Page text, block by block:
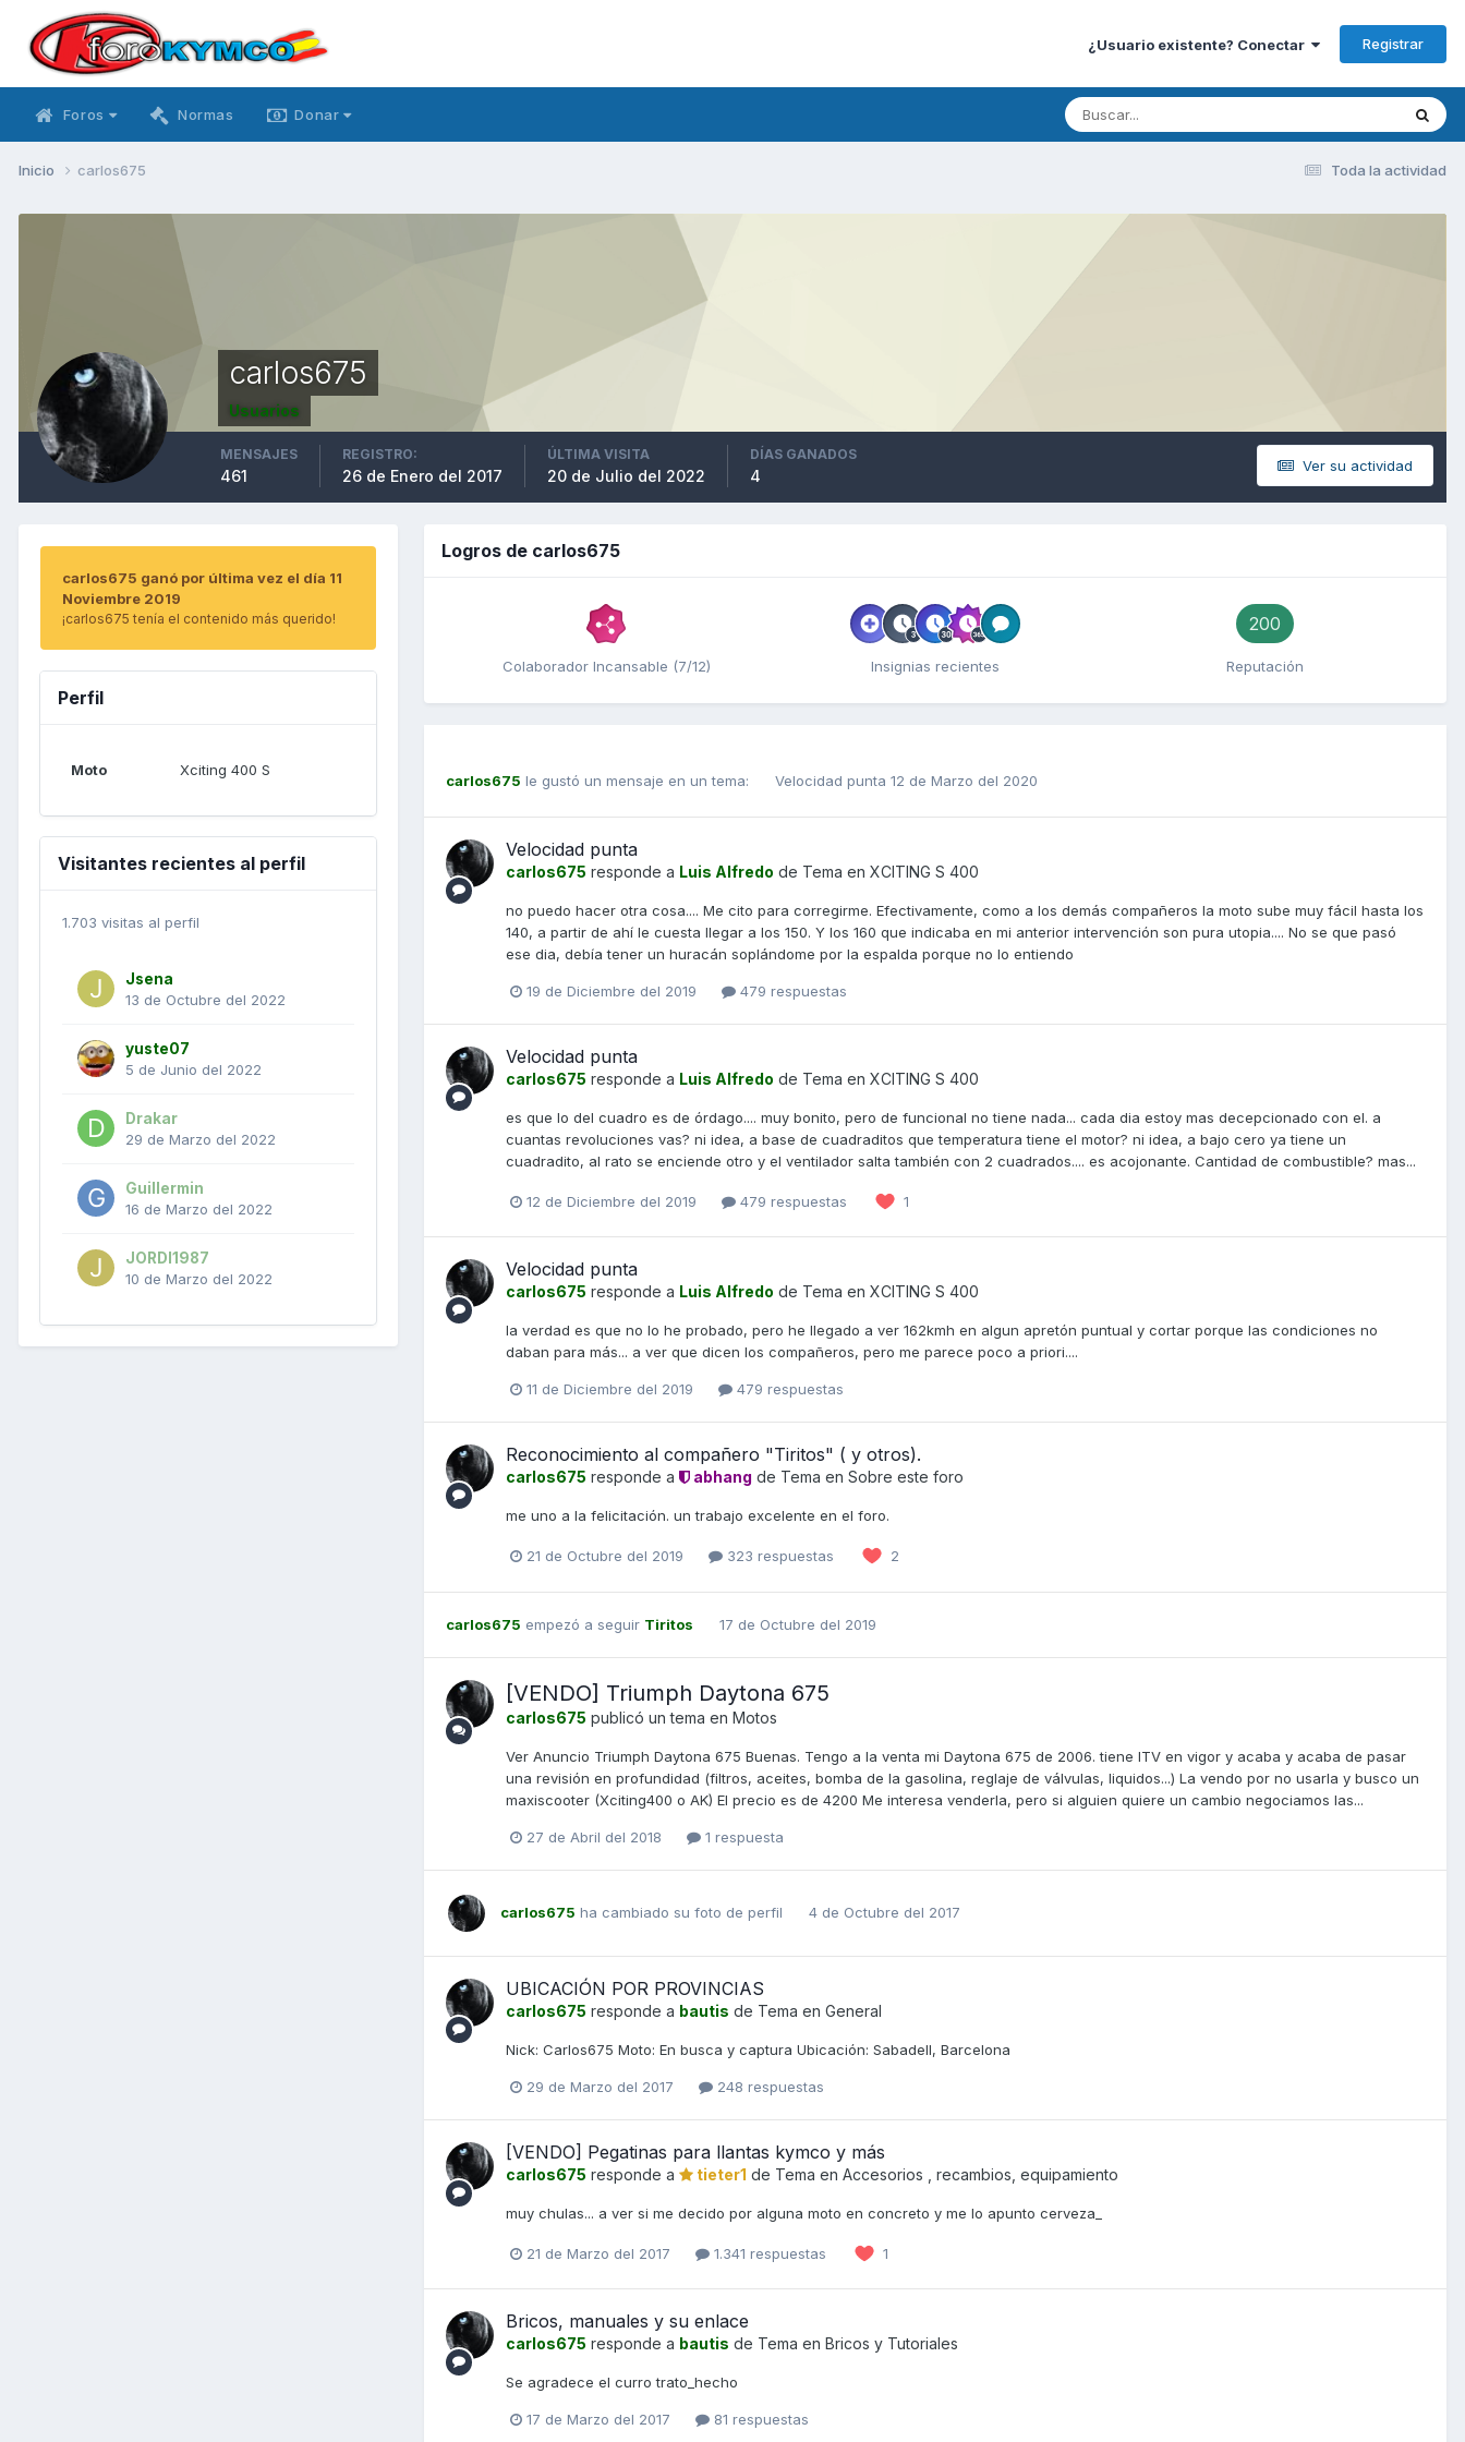
¿Usuario existente? Conectar Registrar
Foros Normas Donar
Toda la actividad
Inicio carlos675
carlos675
Usuarios
Ver su actividad
MENSAJES
461
REGISTRO:
26 de Enero del 2017
ÚLTIMA VISITA
20 de Julio del 2022
DÍAS GANADOS
4
carlos675 ganó por última vez el día 11
Noviembre 2019
¡carlos675 tenía el contenido más querido!
Perfil
Moto Xciting 400 S
Visitantes recientes al perfil
1.703 visitas al perfil
Jsena
13 de Octubre del 2022
yuste07
5 de Junio del 2022
Drakar
29 de Marzo del 2022
Guillermin
16 de Marzo del 2022
JORDI1987
10 de Marzo del 2022
Logros de carlos675
Colaborador Incansable (7/12) Insignias recientes
200
Reputación
carlos675 le gustó un mensaje en un tema: Velocidad punta 12 de Marzo del 2020
Velocidad punta
carlos675 responde a Luis Alfredo de Tema en XCITING S 400
no puedo hacer otra cosa.... Me cito para corregirme. Efectivamente, como a los demás compañeros la moto sube muy fácil hasta los
140, a partir de ahí le cuesta llegar a los 150. Y los 160 que indicaba en mi anterior intervención son pura utopia.... No se que pasó
ese dia, debía tener un huracán soplándome por la espalda porque no lo entiendo
19 de Diciembre del 2019 479 respuestas
Velocidad punta
carlos675 responde a Luis Alfredo de Tema en XCITING S 400
es que lo del cuadro es de órdago.... muy bonito, pero de funcional no tiene nada... cada dia estoy mas decepcionado con el. a
cuantas revoluciones vas? ni idea, a base de cuadraditos que temperatura tiene el motor? ni idea, a bajo cero ya tiene un
cuadradito, al rato se enciende otro y el ventilador salta también con 2 cuadrados.... es acojonante. Cantidad de combustible? mas...
12 de Diciembre del 2019 479 respuestas 1
Velocidad punta
carlos675 responde a Luis Alfredo de Tema en XCITING S 400
la verdad es que no lo he probado, pero he llegado a ver 162kmh en algun apretón puntual y cortar porque las condiciones no
daban para más... a ver que dicen los compañeros, pero me parece poco a priori....
11 de Diciembre del 2019 479 respuestas
Reconocimiento al compañero "Tiritos" ( y otros).
carlos675 responde a abhang de Tema en Sobre este foro
me uno a la felicitación. un trabajo excelente en el foro.
21 de Octubre del 2019 323 respuestas 2
carlos675 empezó a seguir Tiritos 17 de Octubre del 2019
[VENDO] Triumph Daytona 675
carlos675 publicó un tema en Motos
Ver Anuncio Triumph Daytona 675 Buenas. Tengo a la venta mi Daytona 675 de 2006. tiene ITV en vigor y acaba y acaba de pasar
una revisión en profundidad (filtros, aceites, bomba de la gasolina, reglaje de válvulas, liquidos...) La vendo por no usarla y busco un
maxiscooter (Xciting400 o AK) El precio es de 4200 Me interesa venderla, pero si alguien quiere un cambio negociamos las...
27 de Abril del 2018 1 respuesta
carlos675 ha cambiado su foto de perfil 4 de Octubre del 2017
UBICACIÓN POR PROVINCIAS
carlos675 responde a bautis de Tema en General
Nick: Carlos675 Moto: En busca y captura Ubicación: Sabadell, Barcelona
29 de Marzo del 2017 248 respuestas
[VENDO] Pegatinas para llantas kymco y más
carlos675 responde a tieter1 de Tema en Accesorios , recambios, equipamiento
muy chulas... a ver si me decido por alguna moto en concreto y me lo apunto cerveza_
21 de Marzo del 2017 1.341 respuestas 1
Bricos, manuales y su enlace
carlos675 responde a bautis de Tema en Bricos y Tutoriales
Se agradece el curro trato_hecho
17 de Marzo del 2017 81 respuestas